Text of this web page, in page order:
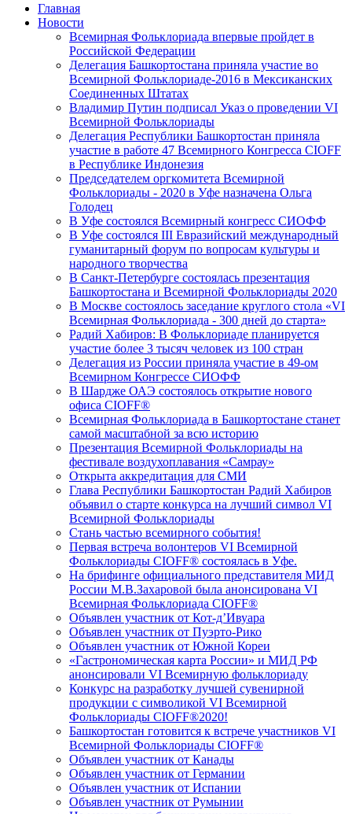
Главная
Новости
Всемирная Фольклориада впервые пройдет в
Российской Федерации
Делегация Башкортостана приняла участие во
Всемирной Фольклориаде-2016 в Мексиканских
Соединенных Штатах
Владимир Путин подписал Указ о проведении VI
Всемирной Фольклориады
Делегация Республики Башкортостан приняла
участие в работе 47 Всемирного Конгресса CIOFF
в Республике Индонезия
Председателем оргкомитета Всемирной
Фольклориады - 2020 в Уфе назначена Ольга
Голодец
В Уфе состоялся Всемирный конгресс CИОФФ
В Уфе состоялся III Евразийский международный
гуманитарный форум по вопросам культуры и
народного творчества
В Санкт-Петербурге состоялась презентация
Башкортостана и Всемирной Фольклориады 2020
В Москве состоялось заседание круглого стола «VI
Всемирная Фольклориада - 300 дней до старта»
Радий Хабиров: В Фольклориаде планируется
участие более 3 тысяч человек из 100 стран
Делегация из России приняла участие в 49-ом
Всемирном Конгрессе СИОФФ
В Шардже ОАЭ состоялось открытие нового
офиса CIOFF®
Всемирная Фольклориада в Башкортостане станет
самой масштабной за всю историю
Презентация Всемирной Фольклориады на
фестивале воздухоплавания «Самрау»
Открыта аккредитация для СМИ
Глава Республики Башкортостан Радий Хабиров
объявил о старте конкурса на лучший символ VI
Всемирной Фольклориады
Стань частью всемирного события!
Первая встреча волонтеров VI Всемирной
Фольклориады CIOFF® состоялась в Уфе.
На брифинге официального представителя МИД
России М.В.Захаровой была анонсирована VI
Всемирная Фольклориада CIOFF®
Объявлен участник от Кот-д’Ивуара
Объявлен участник от Пуэрто-Рико
Объявлен участник от Южной Кореи
«Гастрономическая карта России» и МИД РФ
анонсировали VI Всемирную фольклориаду
Конкурс на разработку лучшей сувенирной
продукции с символикой VI Всемирной
Фольклориады CIOFF®2020!
Башкортостан готовится к встрече участников VI
Всемирной Фольклориады CIOFF®
Объявлен участник от Канады
Объявлен участник от Германии
Объявлен участник от Испании
Объявлен участник от Румынии